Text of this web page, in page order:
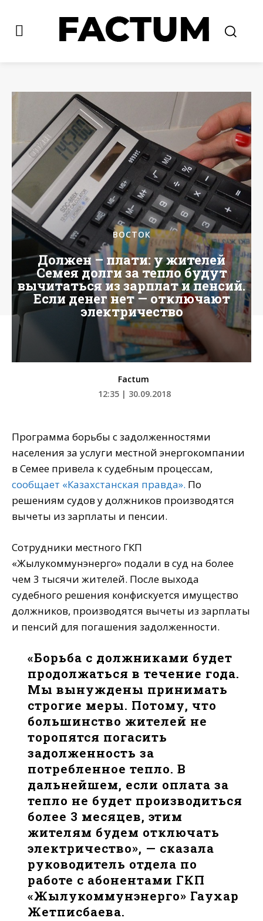
ВОСТОК
Должен – плати: у жителей
Семея долги за тепло будут
вычитаться из зарплат и пенсий.
Если денег нет — отключают
электричество
Factum
12:35 | 30.09.2018
Программа борьбы с задолженностями
населения за услуги местной энергокомпании
в Семее привела к судебным процессам,
сообщает «Казахстанская правда». По
решениям судов у должников производятся
вычеты из зарплаты и пенсии.
Сотрудники местного ГКП
«Жылукоммунэнерго» подали в суд на более
чем 3 тысячи жителей. После выхода
судебного решения конфискуется имущество
должников, производятся вычеты из зарплаты
и пенсий для погашения задолженности.
«Борьба с должниками будет
продолжаться в течение года.
Мы вынуждены принимать
строгие меры. Потому, что
большинство жителей не
торопятся погасить
задолженность за
потребленное тепло. В
дальнейшем, если оплата за
тепло не будет производиться
более 3 месяцев, этим
жителям будем отключать
электричество», — сказала
руководитель отдела по
работе с абонентами ГКП
«Жылукоммунэнерго» Гаухар
Жетписбаева.